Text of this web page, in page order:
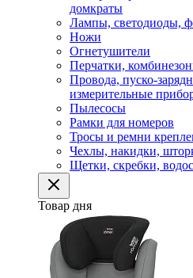
домкраты
Лампы, светодиоды,
Ножи
Огнетушители
Перчатки,
Провода, пуско-
измерительные
Пылесосы
Рамки для номеров
Тросы и ремни
Чехлы, накидки,
Щетки, скребки,
Товар дня